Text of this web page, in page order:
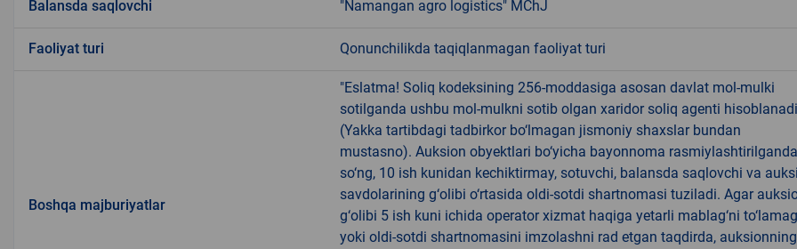
Balansda saqlovchi "Namangan agro logistics" MChJ
Faoliyat turi Qonunchilikda taqiqlanmagan faoliyat turi
Boshqa majburiyatlar
"Eslatma! Soliq kodeksining 256-moddasiga asosan davlat mol-mulki
sotilganda ushbu mol-mulkni sotib olgan xaridor soliq agenti hisoblanadi
(Yakka tartibdagi tadbirkor bo‘lmagan jismoniy shaxslar bundan
mustasno). Auksion obyektlari bo‘yicha bayonnoma
so‘ng, 10 ish kunidan kechiktirmay, sotuvchi, balansda saqlovchi va
savdolarining g‘olibi o‘rtasida oldi-sotdi shartnomasi tuziladi. Agar
g‘olibi 5 ish kuni ichida operator xizmat haqiga yetarli mablag‘ni
yoki oldi-sotdi shartnomasini imzolashni rad etgan taqdirda, auksionning